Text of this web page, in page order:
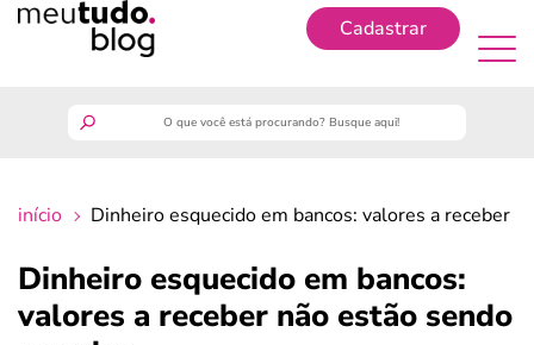
Cadastrar
finanças
início Dinheiro esquecido em bancos: valores a receber
Dinheiro esquecido em bancos:
valores a receber não estão sendo